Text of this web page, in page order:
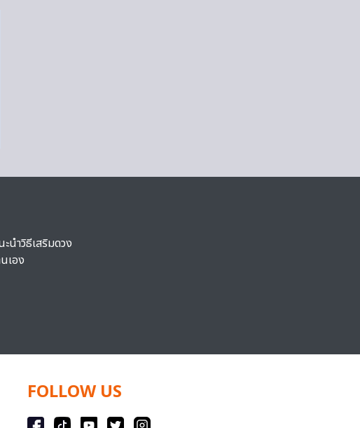
นำวิธีเสริมดวง
เอง
FOLLOW US